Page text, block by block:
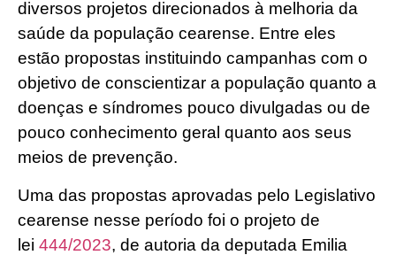
diversos projetos direcionados à melhoria da
saúde da população cearense. Entre eles
estão propostas instituindo campanhas com o
objetivo de conscientizar a população quanto a
doenças e síndromes pouco divulgadas ou de
pouco conhecimento geral quanto aos seus
meios de prevenção.
Uma das propostas aprovadas pelo Legislativo
cearense nesse período foi o projeto de
lei 444/2023, de autoria da deputada Emilia